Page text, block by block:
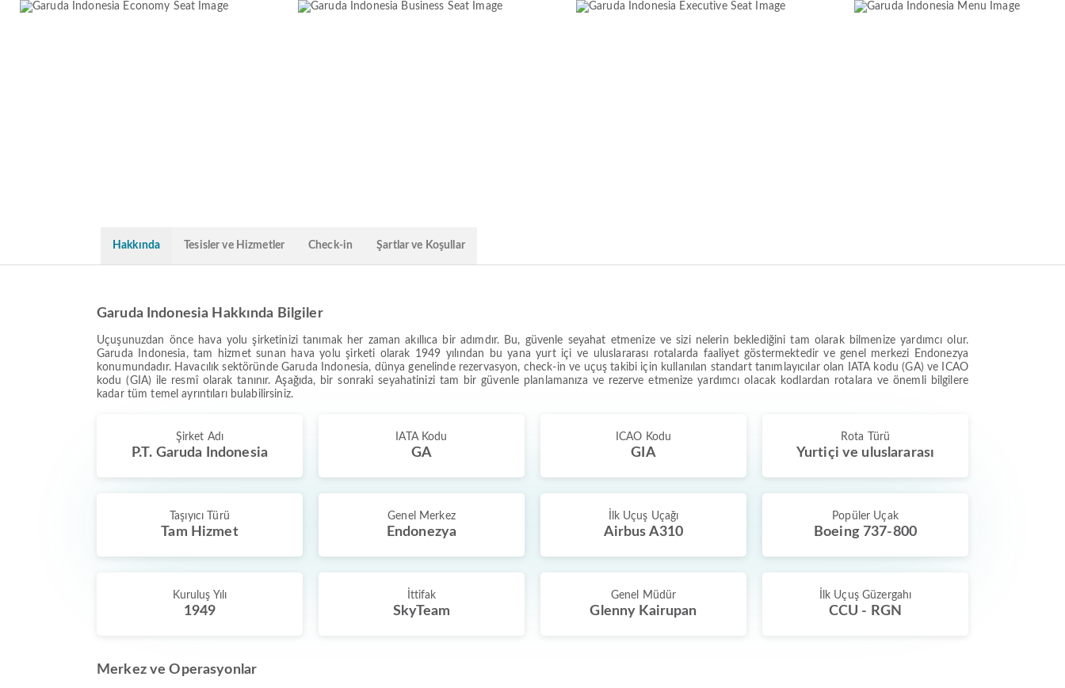
Hakkında Tesisler ve Hizmetler Check-in Şartlar ve Koşullar
Garuda Indonesia Hakkında Bilgiler
Uçuşunuzdan önce hava yolu şirketinizi tanımak her zaman akıllıca bir adımdır. Bu, güvenle seyahat etmenize ve sizi nelerin beklediğini tam olarak bilmenize yardımcı olur.
Garuda Indonesia, tam hizmet sunan hava yolu şirketi olarak 1949 yılından bu yana yurt içi ve uluslararası rotalarda faaliyet göstermektedir ve genel merkezi Endonezya
konumundadır. Havacılık sektöründe Garuda Indonesia, dünya genelinde rezervasyon, check-in ve uçuş takibi için kullanılan standart tanımlayıcılar olan IATA kodu (GA) ve ICAO
kodu (GIA) ile resmî olarak tanınır. Aşağıda, bir sonraki seyahatinizi tam bir güvenle planlamanıza ve rezerve etmenize yardımcı olacak kodlardan rotalara ve önemli bilgilere
kadar tüm temel ayrıntıları bulabilirsiniz.
Şirket Adı
P.T. Garuda Indonesia
IATA Kodu
GA
ICAO Kodu
GIA
Rota Türü
Yurtiçi ve uluslararası
Taşıyıcı Türü
Tam Hizmet
Genel Merkez
Endonezya
İlk Uçuş Uçağı
Airbus A310
Popüler Uçak
Boeing 737-800
Kuruluş Yılı
1949
İttifak
SkyTeam
Genel Müdür
Glenny Kairupan
İlk Uçuş Güzergahı
CCU - RGN
Merkez ve Operasyonlar